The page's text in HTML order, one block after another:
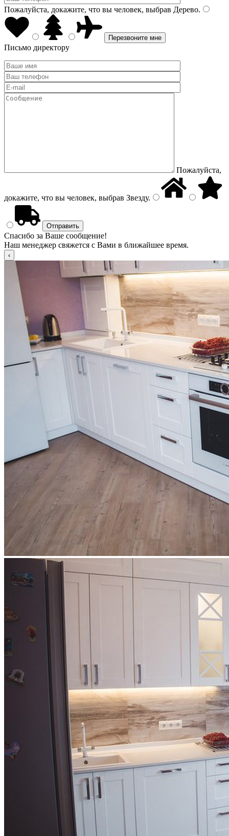
Пожалуйста, докажите, что вы человек, выбрав Дерево.
Письмо директору
Пожалуйста,
докажите, что вы человек, выбрав Звезду.
Спасибо за Ваше сообщение!
Наш менеджер свяжется с Вами в ближайшее время.